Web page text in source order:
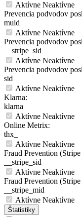
Aktívne Neaktívne
Prevencia podvodov
muid
Aktívne Neaktívne
Prevencia podvodov
__stripe_sid
Aktívne Neaktívne
Prevencia podvodov
sid
Aktívne Neaktívne
Klarna:
klarna
Aktívne Neaktívne
Online Metrix:
thx_
Aktívne Neaktívne
Fraud Prevention (Stripe
__stripe_sid
Aktívne Neaktívne
Fraud Prevention (Stripe
__stripe_mid
Aktívne Neaktívne
Štatistiky